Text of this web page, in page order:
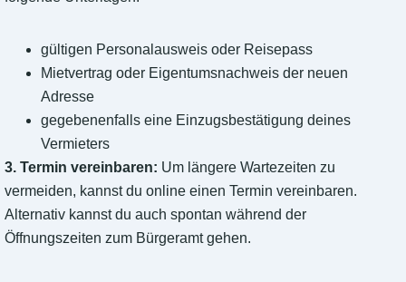
gültigen Personalausweis oder Reisepass
Mietvertrag oder Eigentumsnachweis der neuen
Adresse
gegebenenfalls eine Einzugsbestätigung deines
Vermieters
3. Termin vereinbaren: Um längere Wartezeiten zu
vermeiden, kannst du online einen Termin vereinbaren.
Alternativ kannst du auch spontan während der
Öffnungszeiten zum Bürgeramt gehen.